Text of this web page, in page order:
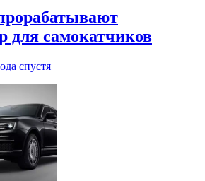
для самокатчиков
спустя